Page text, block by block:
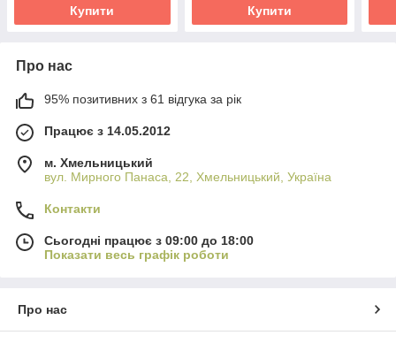
Купити Купити
Про нас
95% позитивних з 61 відгука за рік
Працює з 14.05.2012
м. Хмельницький
вул. Мирного Панаса, 22, Хмельницький, Україна
Контакти
Сьогодні працює з 09:00 до 18:00
Показати весь графік роботи
Про нас